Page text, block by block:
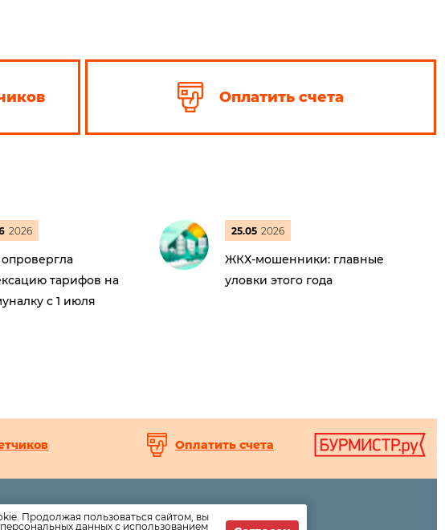
Оплатить счета
2026
тарифов на
с 1 июля
25.05 2026
ЖКХ-мошенники: главные
уловки этого года
Оплатить счета
информации
Продолжая пользоваться сайтом, вы
данных с использованием